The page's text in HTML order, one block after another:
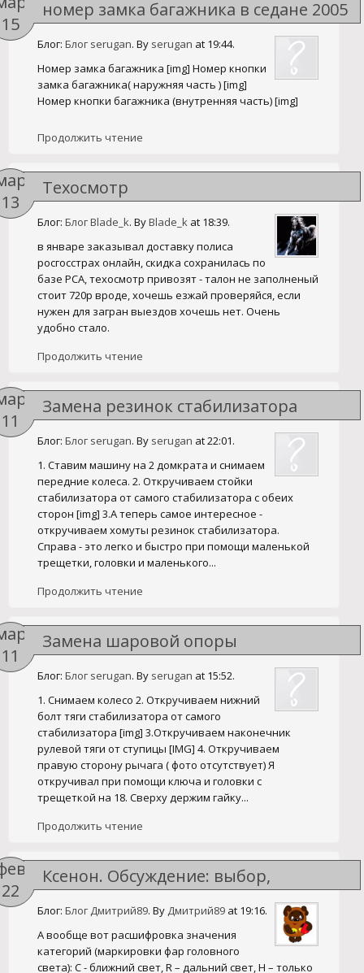
15
номер замка багажника в седане 2005
Блог: Блог serugan. By serugan at 19:44.
Продолжить чтение
Номер замка багажника [img] Номер кнопки
замка багажника( наружняя часть ) [img]
Номер кнопки багажника (внутренняя часть) [img]
13
Техосмотр
Блог: Блог Blade_k. ByBlade_k at 18:39.
Продолжить чтение
в январе заказывал доставку полиса
росгосстрах онлайн, скидка сохранилась по
базе РСА, техосмотр привозят - талон не заполненый
стоит 720р вроде, хочешь езжай проверяйся, если
нужен для загран выездов хочешь нет. Очень
удобно стало.
11
Замена резинок стабилизатора
Блог: Блог serugan. By serugan at 22:01.
Продолжить чтение
1. Ставим машину на 2 домкрата и снимаем
передние колеса. 2. Откручиваем стойки
стабилизатора от самого стабилизатора с обеих
сторон [img] 3.А теперь самое интересное -
откручиваем хомуты резинок стабилизатора.
Справа - это легко и быстро при помощи маленькой
трещетки, головки и маленького...
11
Замена шаровой опоры
Блог: Блог serugan. By serugan at 15:52.
Продолжить чтение
1. Снимаем колесо 2. Откручиваем нижний
болт тяги стабилизатора от самого
стабилизатора [img] 3.Откручиваем наконечник
рулевой тяги от ступицы [IMG] 4. Откручиваем
правую сторону рычага ( фото отсутствует) Я
откручивал при помощи ключа и головки с
трещеткой на 18. Сверху держим гайку...
22
Ксенон. Обсуждение: выбор,
Блог: Блог Дмитрий89. By Дмитрий89 at 19:16.
А вообще вот расшифровка значения
категорий (маркировки фар головного
света): С - ближний свет, R – дальний свет, H – только